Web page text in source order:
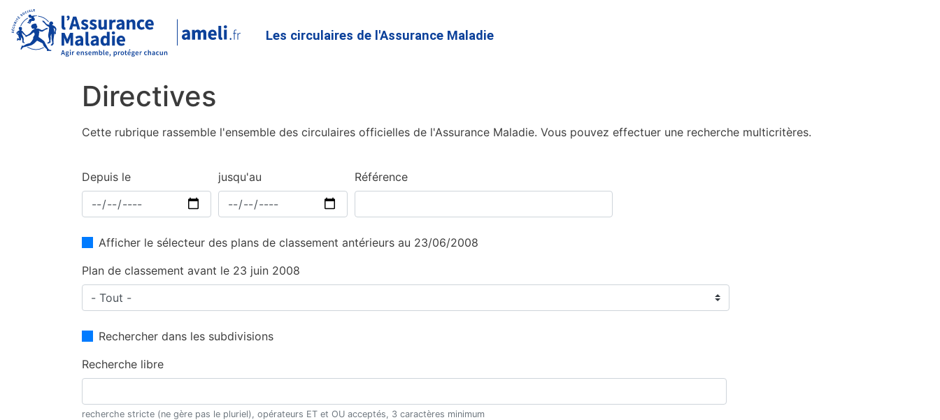
au
contenu
Les circulaires de l'Assurance Maladie
Directives
Cette rubrique rassemble l'ensemble des circulaires officielles de l'Assurance Maladie. Vous pouvez effectuer une recherche multicritères.
Depuis le jusqu'au Référence
Afficher le sélecteur des plans de classement antérieurs au 23/06/2008
Plan de classement avant le 23 juin 2008
Rechercher dans les subdivisions
Recherche libre
recherche stricte (ne gère pas le pluriel), opérateurs ET et OU acceptés, 3 caractères minimum